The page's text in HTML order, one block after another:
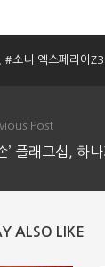
#소니 엑스페리아
Post
’ 플래그십, 하
ALSO LIKE